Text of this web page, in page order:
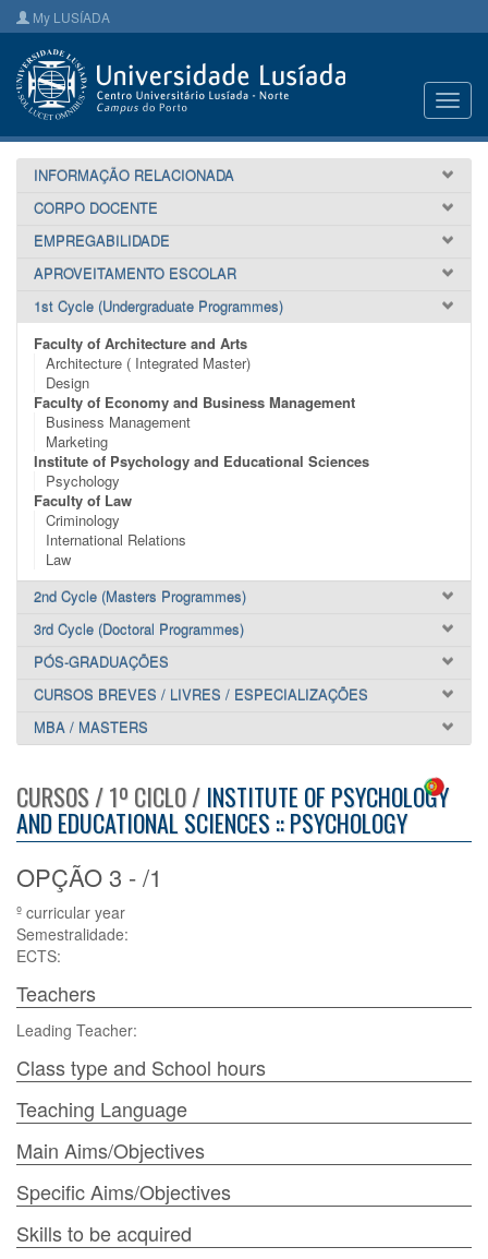
My LUSÍADA
INFORMAÇÃO RELACIONADA
CORPO DOCENTE
EMPREGABILIDADE
APROVEITAMENTO ESCOLAR
1st Cycle (Undergraduate Programmes)
Faculty of Architecture and Arts
Architecture ( Integrated Master)
Design
Faculty of Economy and Business Management
Business Management
Marketing
Institute of Psychology and Educational Sciences
Psychology
Faculty of Law
Criminology
International Relations
Law
2nd Cycle (Masters Programmes)
3rd Cycle (Doctoral Programmes)
PÓS-GRADUAÇÕES
CURSOS BREVES / LIVRES / ESPECIALIZAÇÕES
MBA / MASTERS
CURSOS / 1º CICLO / INSTITUTE OF PSYCHOLOGY
AND EDUCATIONAL SCIENCES :: PSYCHOLOGY
OPÇÃO 3 - /1
º curricular year
Semestralidade:
ECTS:
Teachers
Leading Teacher:
Class type and School hours
Teaching Language
Main Aims/Objectives
Specific Aims/Objectives
Skills to be acquired